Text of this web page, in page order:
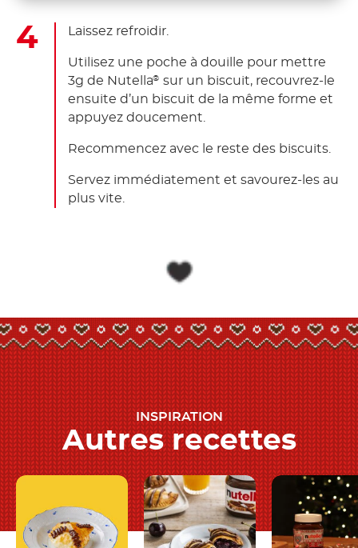
Laissez refroidir.
Utilisez une poche à douille pour mettre
3g de Nutella® sur un biscuit, recouvrez-le
ensuite d’un biscuit de la même forme et
appuyez doucement.
Recommencez avec le reste des biscuits.
Servez immédiatement et savourez-les au
plus vite.
INSPIRATION
Autres recettes